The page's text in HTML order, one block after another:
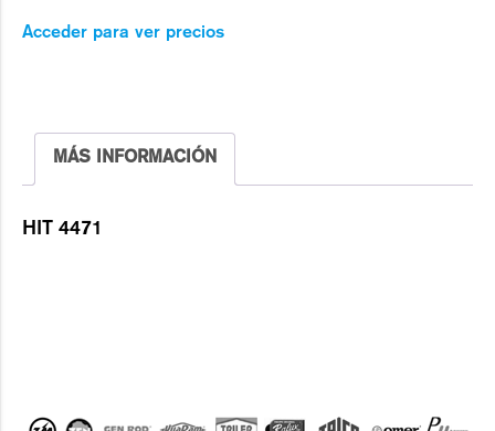
Acceder para ver precios
MÁS INFORMACIÓN
HIT 4471